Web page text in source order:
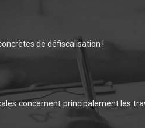
de défiscalisation !
concernent principalement les